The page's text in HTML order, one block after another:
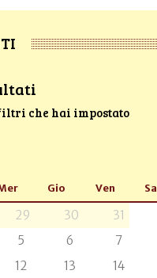
che hai impostato
Gio Ven
29 30 31
5 6 7
12 13 14